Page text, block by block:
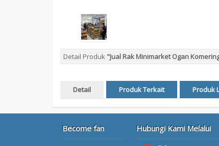
Detail Produk "Jual Rak Minimarket Ogan
Detail Produk Terkait Produk
Become fan Hubungi Kami Melalui